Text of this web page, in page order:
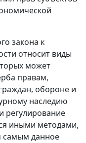
закона к
относит виды
может
правам,
обороне и
наследию
регулирование
иными методами,
самым данное